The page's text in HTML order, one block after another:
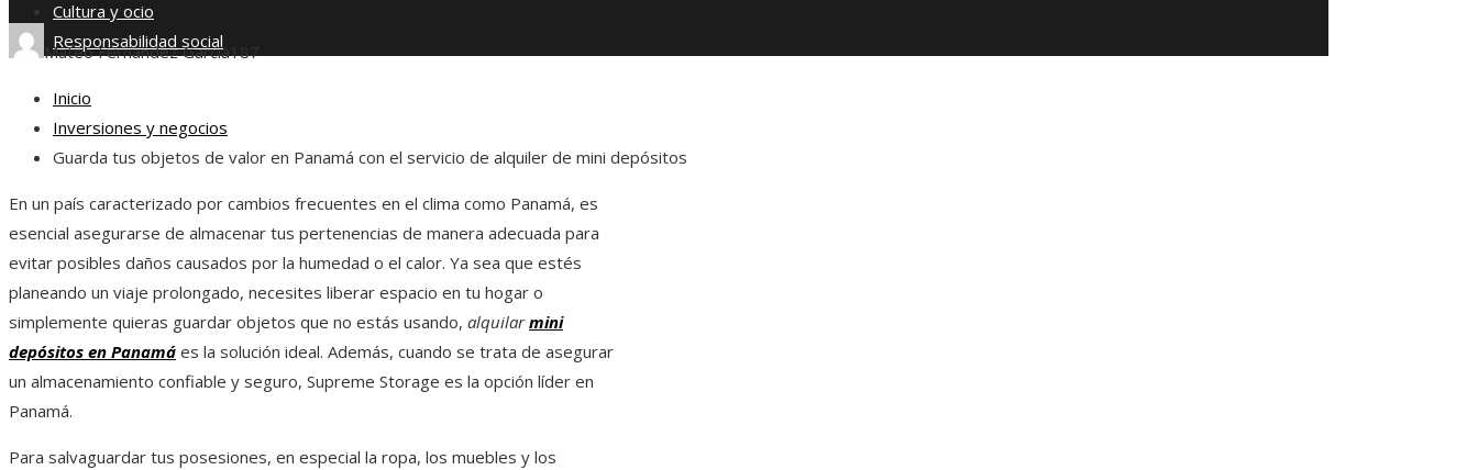
Cultura y ocio
Responsabilidad social
Mateo Fernández García187
Inicio
Inversiones y negocios
Guarda tus objetos de valor en Panamá con el servicio de alquiler de mini depósitos
En un país caracterizado por cambios frecuentes en el clima como Panamá, es
esencial asegurarse de almacenar tus pertenencias de manera adecuada para
evitar posibles daños causados por la humedad o el calor. Ya sea que estés
planeando un viaje prolongado, necesites liberar espacio en tu hogar o
simplemente quieras guardar objetos que no estás usando, alquilar mini
depósitos en Panamá es la solución ideal. Además, cuando se trata de asegurar
un almacenamiento confiable y seguro, Supreme Storage es la opción líder en
Panamá.
Para salvaguardar tus posesiones, en especial la ropa, los muebles y los